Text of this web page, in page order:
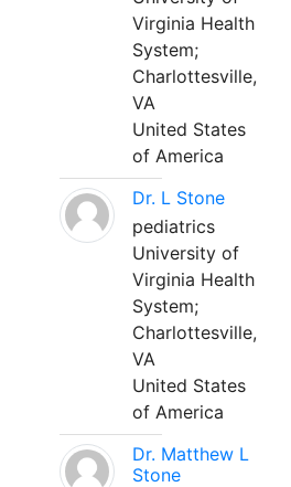
Virginia Health
System;
Charlottesville,
VA
United States
of America
Dr. L Stone
pediatrics
University of
Virginia Health
System;
Charlottesville,
VA
United States
of America
Dr. Matthew L
Stone